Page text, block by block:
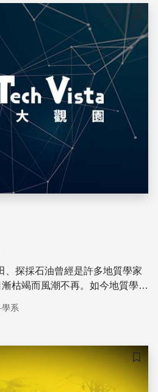
儲存
、探採石油曾經是許多地質學家
枯竭而風潮不再。如今地質學家
系
儲存